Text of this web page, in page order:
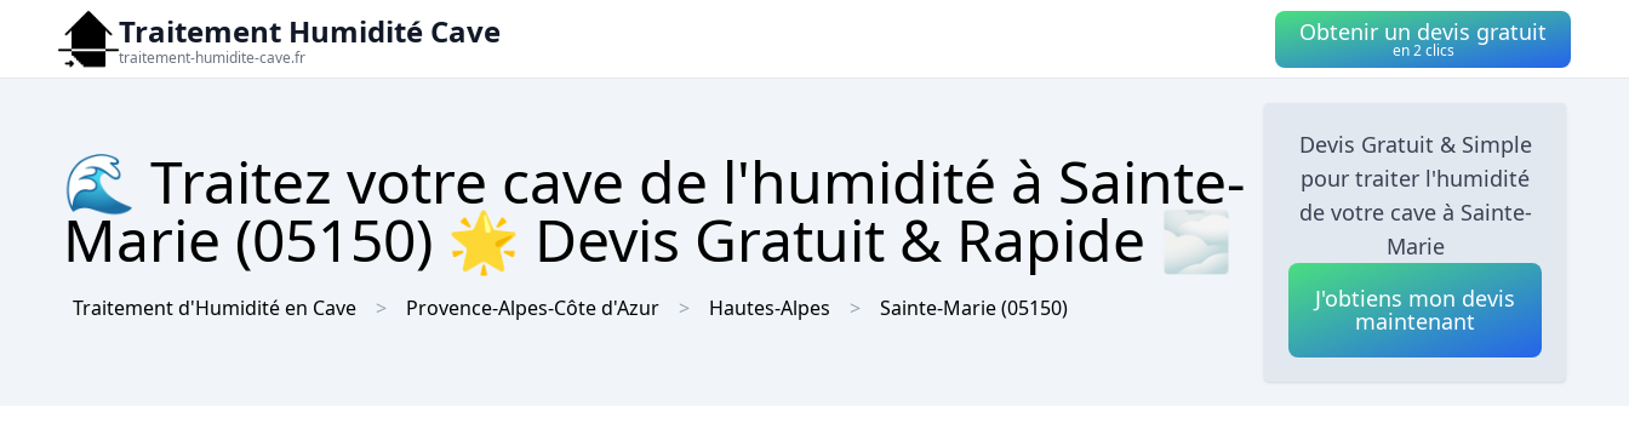
Traitement Humidité Cave
traitement-humidite-cave.fr
Obtenir un devis gratuit
en 2 clics
🌊 Traitez votre cave de l'humidité à Sainte-
Marie (05150) 🌟 Devis Gratuit & Rapide 🌫
Traitement d'Humidité en Cave Provence-Alpes-Côte d'Azur Hautes-Alpes Sainte-Marie(05150)
Devis Gratuit & Simple
pour traiter l'humidité
de votre cave à Sainte-
Marie
J'obtiens mon devis
maintenant